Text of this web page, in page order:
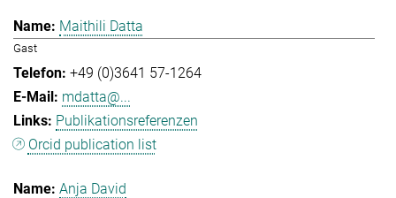
Maithili Datta
Gast
+49 (0)3641 57-1264
mdatta@...
Publikationsreferenzen
Orcid publication list
Anja David